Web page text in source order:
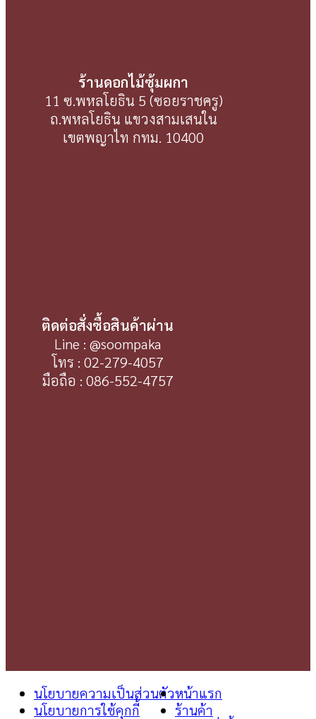
ร้านดอกไม้ซุ้มผกา
11 ซ.พหลโยธิน 5 (ซอยราชครู)
ถ.พหลโยธิน แขวงสามเสนใน
เขตพญาไท กทม. 10400
ติดต่อสั่งซื้อสินค้าผ่าน
Line : @soompaka
โทร : 02-279-4057
มือถือ : 086-552-4757
นโยบายความเป็นส่วนตัว
นโยบายการใช้คุกกี้
หน้าแรก
ร้านค้า